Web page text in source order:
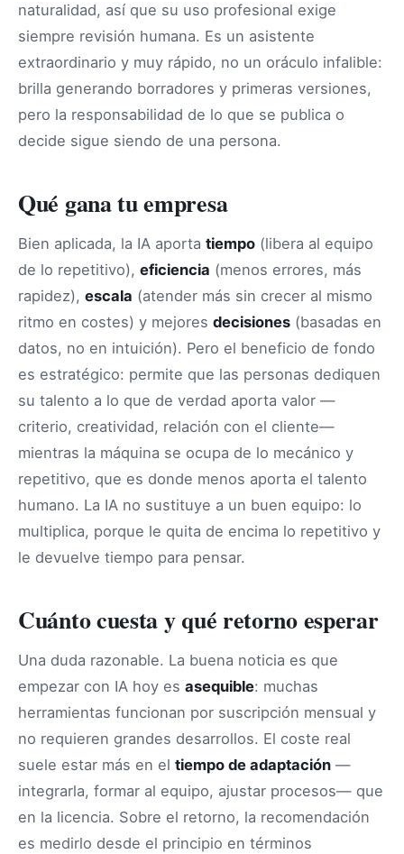
naturalidad, así que su uso profesional exige
siempre revisión humana. Es un asistente
extraordinario y muy rápido, no un oráculo infalible:
brilla generando borradores y primeras versiones,
pero la responsabilidad de lo que se publica o
decide sigue siendo de una persona.
Qué gana tu empresa
Bien aplicada, la IA aporta tiempo (libera al equipo
de lo repetitivo), eficiencia (menos errores, más
rapidez), escala (atender más sin crecer al mismo
ritmo en costes) y mejores decisiones (basadas en
datos, no en intuición). Pero el beneficio de fondo
es estratégico: permite que las personas dediquen
su talento a lo que de verdad aporta valor —
criterio, creatividad, relación con el cliente—
mientras la máquina se ocupa de lo mecánico y
repetitivo, que es donde menos aporta el talento
humano. La IA no sustituye a un buen equipo: lo
multiplica, porque le quita de encima lo repetitivo y
le devuelve tiempo para pensar.
Cuánto cuesta y qué retorno esperar
Una duda razonable. La buena noticia es que
empezar con IA hoy es asequible: muchas
herramientas funcionan por suscripción mensual y
no requieren grandes desarrollos. El coste real
suele estar más en el tiempo de adaptación —
integrarla, formar al equipo, ajustar procesos— que
en la licencia. Sobre el retorno, la recomendación
es medirlo desde el principio en términos